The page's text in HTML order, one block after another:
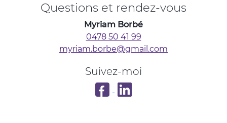
Questions et rendez-vous
Myriam Borbé
0478 50 41 99
myriam.borbe@gmail.com
Suivez-moi
Apaiser et Oser sur Facebook
Mon profil LinkedIn